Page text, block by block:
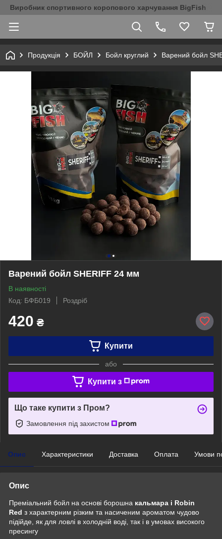
Виробник спортивного коропового харчування BigFish
Продукція БОЙЛ Бойл круглий Варений бойл
Варений бойл SHERIFF 24 мм
В наявності
Код: БФБ019
Роздріб
420 ₴
Купити
або
Купити з
Що таке купити з Пром?
Замовлення під захистом
Опис Характеристики Доставка Оплата Умови
Опис
Преміальний бойл на основі борошна кальмара і Robin
Red з характерним різким та насиченим ароматом чудово
підійде, як для ловлі в холодній воді, так і в умовах високого
пресингу